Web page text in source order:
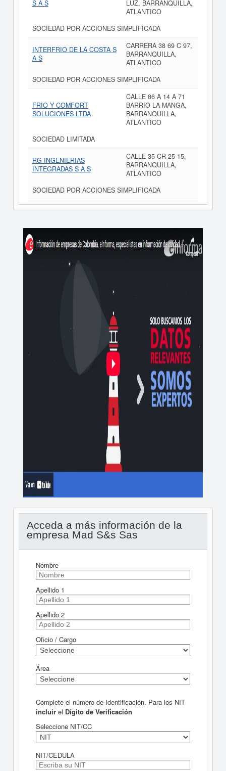
S A S
LUZ, BARRANQUILLA,
ATLANTICO
SOCIEDAD POR ACCIONES SIMPLIFICADA
INTERFRIO DE LA COSTA S
A S
CARRERA 38 69 C 97,
BARRANQUILLA,
ATLANTICO
SOCIEDAD POR ACCIONES SIMPLIFICADA
FRIO Y COMFORT
SOLUCIONES LTDA
CALLE 86 A 14 A 71
BARRIO LA MANGA,
BARRANQUILLA,
ATLANTICO
SOCIEDAD LIMITADA
RG INGENIERIAS
INTEGRADAS S A S
CALLE 35 CR 25 15,
BARRANQUILLA,
ATLANTICO
SOCIEDAD POR ACCIONES SIMPLIFICADA
Acceda a más información de la
empresa Mad S&s Sas
Nombre
Apellido 1
Apellido 2
Oficio / Cargo
Área
Complete el número de Identificación. Para los NIT
incluirel Dígito de Verificación
Seleccione NIT/CC
NIT/CEDULA